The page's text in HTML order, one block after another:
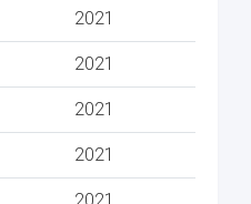
2021
2021
2021
2021